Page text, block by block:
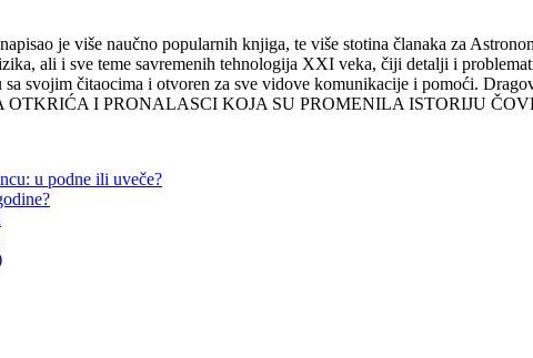
je više naučno popularnih knjiga, te više stotina članaka za
ali i sve teme savremenih tehnologija XXI veka, čiji detalji i
sa svojim čitaocima i otvoren za sve vidove komunikacije i pomoći.
OTKRIĆA I PRONALASCI KOJA SU PROMENILA ISTORIJU
u podne ili uveče?